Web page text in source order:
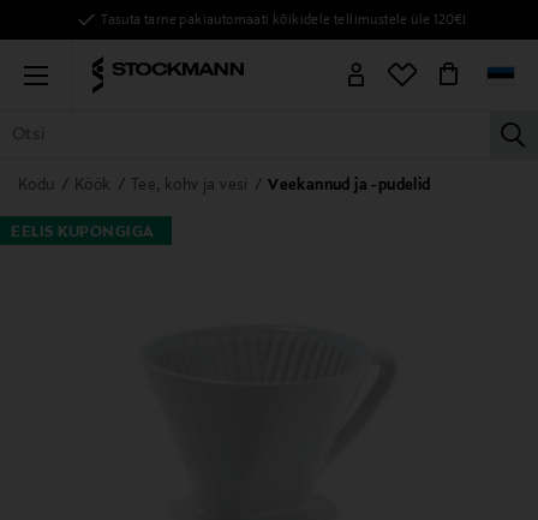
Tasuta tarne pakiautomaati kõikidele tellimustele üle 120€!
Menu
KÕIK TOOTED NAISED MEHED LAPSED KODU
Kodu Köök Tee, kohv ja vesi Veekannud ja -pudelid
EELIS KUPONGIGA